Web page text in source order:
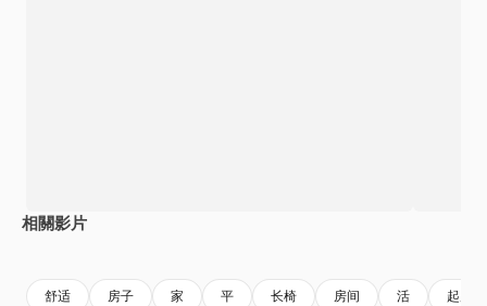
相關影片
舒适 房子 家 平 长椅 房间 活 起居室